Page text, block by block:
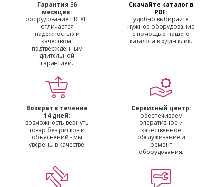
Гарантия 36
месяцев:
оборудование BREXIT
отличается
надёжностью и
качеством,
подтверждённым
длительной
гарантией.
Скачайте каталог в
PDF:
удобно выбирайте
нужное оборудование
с помощью нашего
каталога в один клик.
Возврат в течение
14 дней:
возможность вернуть
товар без рисков и
объяснений - мы
уверены в качестве!
Сервисный центр:
обеспечиваем
оперативное и
качественное
обслуживание и
ремонт
оборудования.